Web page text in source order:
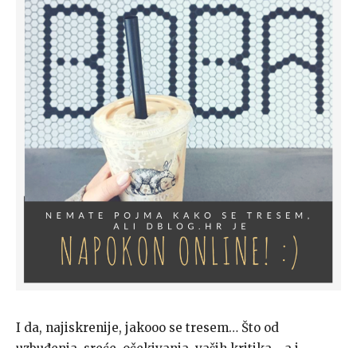
I da, najiskrenije, jakooo se tresem… Što od